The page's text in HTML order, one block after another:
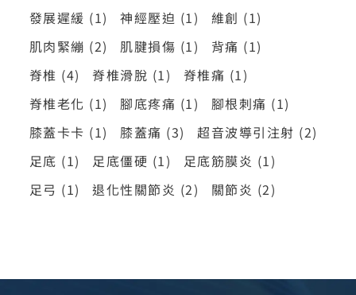
發展遲緩 (1) 神經壓迫 (1) 維創 (1)
肌肉緊繃 (2) 肌腱損傷 (1) 背痛 (1)
脊椎 (4) 脊椎滑脫 (1) 脊椎痛 (1)
脊椎老化 (1) 腳底疼痛 (1) 腳根刺痛 (1)
膝蓋卡卡 (1) 膝蓋痛 (3) 超音波導引注射 (2)
足底 (1) 足底僵硬 (1) 足底筋膜炎 (1)
足弓 (1) 退化性關節炎 (2) 關節炎 (2)